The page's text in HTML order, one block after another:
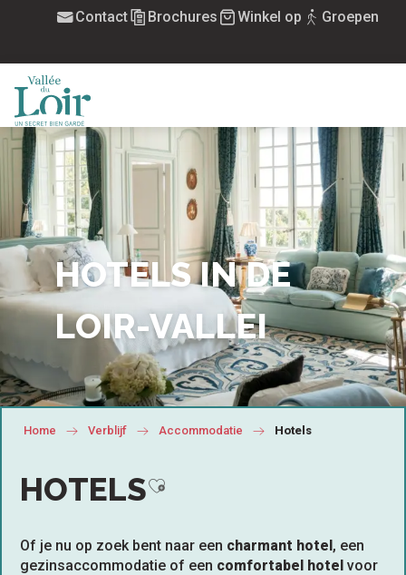
principal
Contact Brochures Winkel op Groepen
HOTELS IN DE
LOIR-VALLEI
Home Verblijf Accommodatie Hotels
HOTELSAjouter aux favoris
Of je nu op zoek bent naar een charmant hotel, een
gezinsaccommodatie of een comfortabel hotel voor